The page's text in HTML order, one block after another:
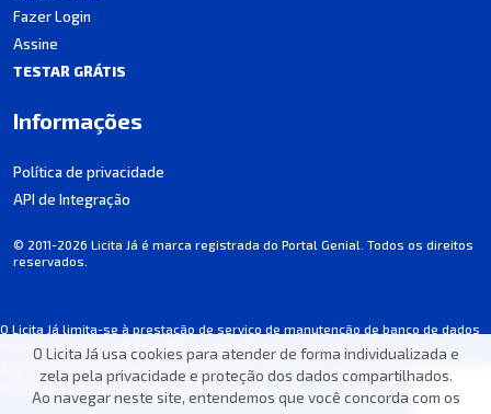
O Licita Já usa cookies para atender de forma individualizada e
zela pela privacidade e proteção dos dados compartilhados.
Ao navegar neste site, entendemos que você concorda com os
O Licita Já limita-se à prestação de serviço de manutenção de banco de dados
de licitações, não participando dos processos.
Algumas informações podem apresentar incorreções involuntárias. Consulte
sempre o edital de cada licitação.
Fazer Login
Assine
TESTAR GRÁTIS
Informações
Política de privacidade
API de Integração
© 2011-2026 Licita Já é marca registrada do Portal Genial. Todos os direitos
reservados.